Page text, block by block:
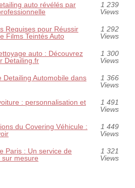
auto révélés par
1 239
Views
Requises pour Réussir
Films Teintés Auto
1 292
Views
auto : Découvrez
Detailing.fr
1 300
Views
Detailing Automobile dans
1 366
Views
: personnalisation et
1 491
Views
du Covering Véhicule :
1 449
Views
Paris : Un service de
mesure
1 321
Views